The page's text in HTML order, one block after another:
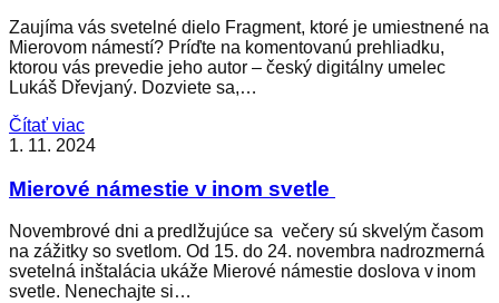
Zaujíma vás svetelné dielo Fragment, ktoré je umiestnené na
Mierovom námestí? Príďte na komentovanú prehliadku,
ktorou vás prevedie jeho autor – český digitálny umelec
Lukáš Dřevjaný. Dozviete sa,…
Čítať viac
1. 11. 2024
Mierové námestie v inom svetle
Novembrové dni a predlžujúce sa večery sú skvelým časom
na zážitky so svetlom. Od 15. do 24. novembra nadrozmerná
svetelná inštalácia ukáže Mierové námestie doslova v inom
svetle. Nenechajte si…